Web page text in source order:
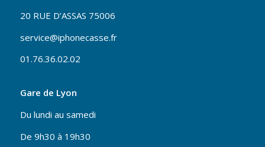
20 RUE D’ASSAS 75006
service@iphonecasse.fr
01.76.36.02.02
Gare de Lyon
Du lundi au samedi
De 9h30 à 19h30